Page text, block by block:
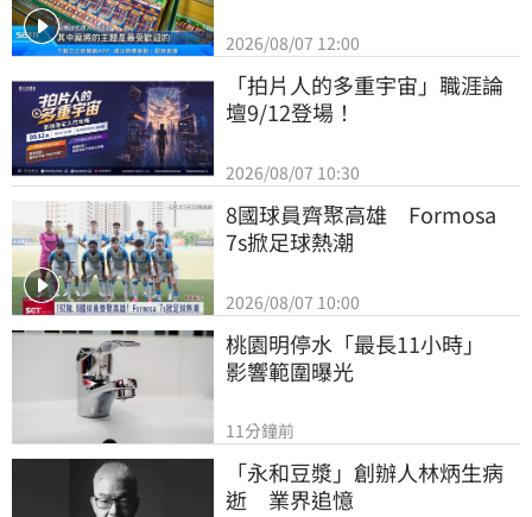
2026/08/07 12:00
「拍片人的多重宇宙」職涯論
壇9/12登場！
2026/08/07 10:30
8國球員齊聚高雄　Formosa
7s掀足球熱潮
2026/08/07 10:00
桃園明停水「最長11小時」
影響範圍曝光
11分鐘前
「永和豆漿」創辦人林炳生病
逝　業界追憶